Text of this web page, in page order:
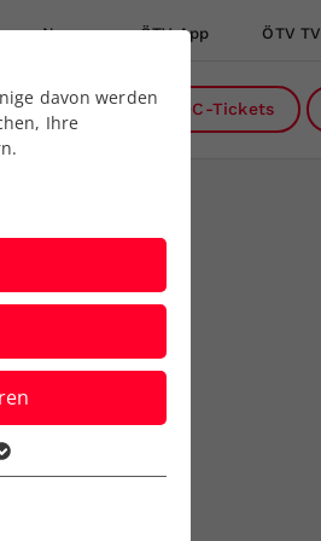
News ÖTV App ÖTV TV
Über uns DC-Tickets
davon werden
Ihre
der
Webseite